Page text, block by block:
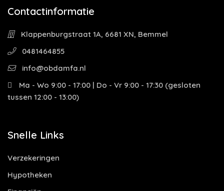
Contactinformatie
Klappenburgstraat 1A, 6681 XN, Bemmel
0481464855
info@obdamfa.nl
Ma - Wo 9:00 - 17:00 | Do - Vr 9:00 - 17:30 (gesloten
tussen 12:00 - 13:00)
Snelle Links
Verzekeringen
Hypotheken